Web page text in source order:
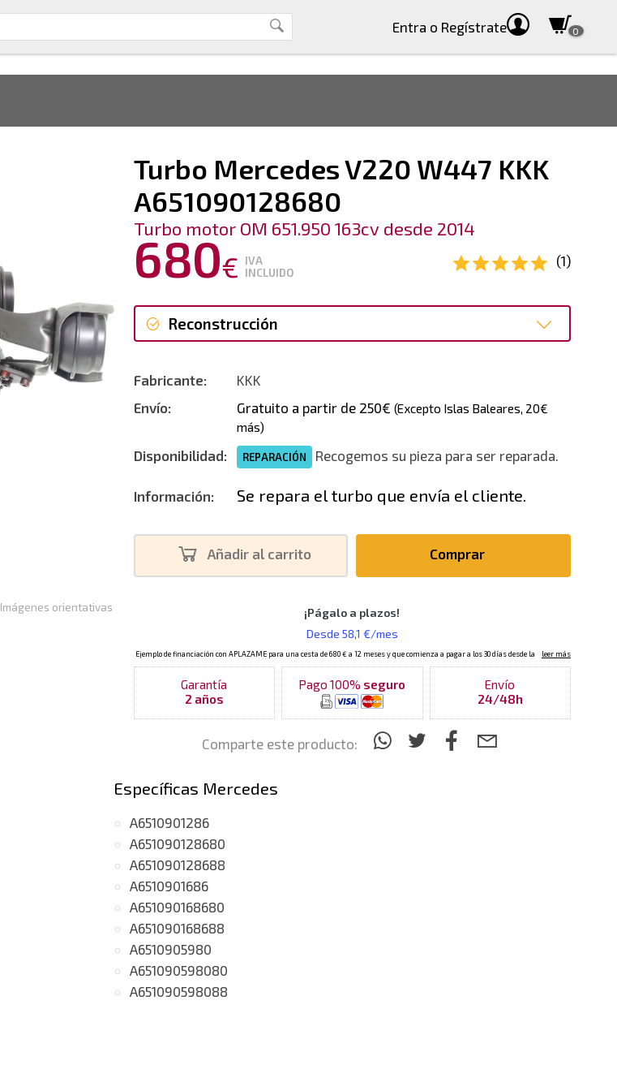
Entra o Regístrate 0
Turbo Mercedes V220 W447 KKK
A651090128680
Turbo motor OM 651.950 163cv desde 2014
680€ IVA
INCLUIDO
(1)
Reconstrucción
Fabricante:
KKK
Envío:
Gratuito a partir de 250€ (Excepto Islas Baleares, 20€
más)
Disponibilidad: REPARACIÓN Recogemos su pieza para ser reparada.
Información: Se repara el turbo que envía el cliente.
Añadir al carrito Comprar
Garantía
2 años
Pago 100% seguro
Envío
24/48h
Comparte este producto:
Imágenes orientativas
Específicas Mercedes
A6510901286
A651090128680
A651090128688
A6510901686
A651090168680
A651090168688
A6510905980
A651090598080
A651090598088